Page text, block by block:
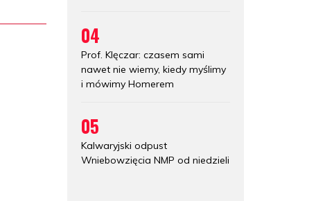
04
Prof. Klęczar: czasem sami
nawet nie wiemy, kiedy myślimy
i mówimy Homerem
05
Kalwaryjski odpust
Wniebowzięcia NMP od niedzieli